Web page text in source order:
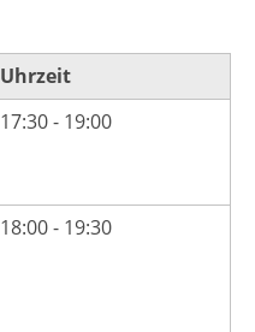
Uhrzeit
17:30 - 19:00
18:00 - 19:30